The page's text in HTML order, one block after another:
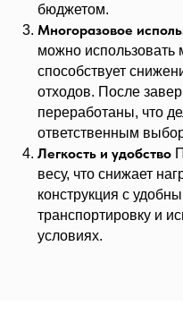
бюджетом.
Многоразовое
можно использовать
способствует
отходов. После
переработаны, что
ответственным
Легкость и удобство
весу, что снижает
конструкция с
транспортировку и
условиях.